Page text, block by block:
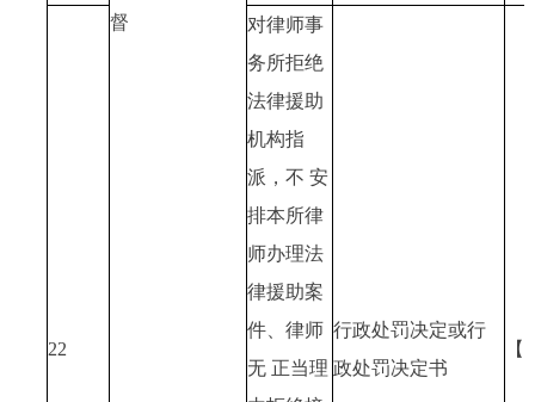
督
22
对律师事
务所拒绝
法律援助
机构指
派，不 安
排本所律
师办理法
律援助案
件、律师
无 正当理
行政处罚决定或行
政处罚决定书